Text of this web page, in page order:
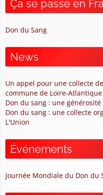
Ça se passe en
Don du Sang
News
Un appel pour une collecte
commune de Loire-
Don du sang : une
Don du sang : une collecte
L'Union
Événements
Journée Mondiale du Don du